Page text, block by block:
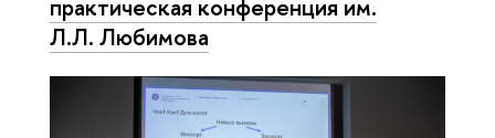
практическая конференция им.
Л.Л. Любимова